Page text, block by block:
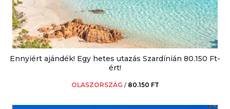
Ennyiért ajándék! Egy hetes utazás Szardínián 80.150 Ft-
ért!
OLASZORSZÁG / 80.150 FT